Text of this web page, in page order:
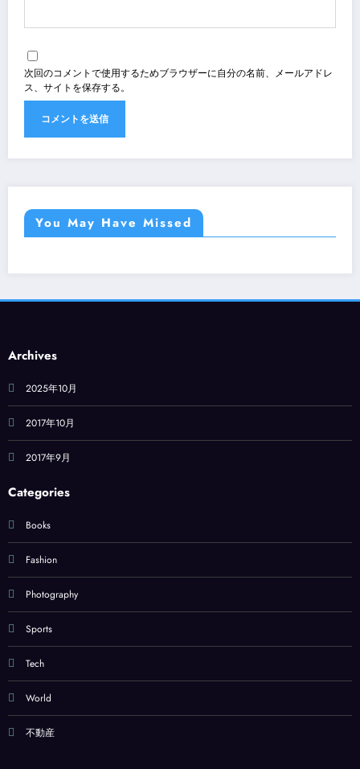
次回のコメントで使用するためブラウザーに自分の名前、メールアドレ
ス、サイトを保存する。
You May Have Missed
Archives
2025年10月
2017年10月
2017年9月
Categories
Books
Fashion
Photography
Sports
Tech
World
不動産